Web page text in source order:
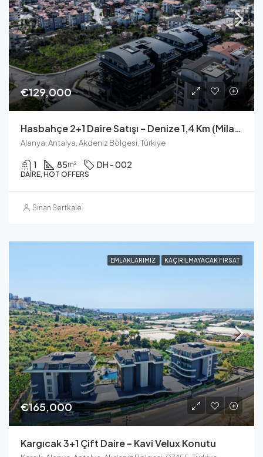
€129,000
Hasbahçe 2+1 Daire Satışı – Denize 1,4 Km (Milano VIP 1)
Alanya, Antalya, Akdeniz Bölgesi, Türkiye
1 85m² DH - 002
DAIRE, HOT OFFERS
Sinan Sertkale
EMLAKLARIMIZ KAÇIRILMAYACAK FIRSAT
€165,000
Kargıcak 3+1 Çift Daire – Kavi Velux Konutu